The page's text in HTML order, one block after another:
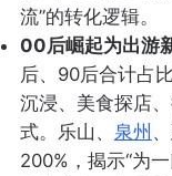
流”的转化逻辑。
00后崛起为出游
后、90后合计占
沉浸、美食探店
式。乐山、 泉州
200%，揭示“为